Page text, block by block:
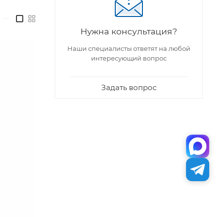
Нужна консультация?
Наши специалисты ответят на любой
интересующий вопрос
Задать вопрос